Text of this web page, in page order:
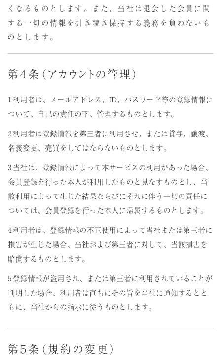
くなるものとします。また、当社は退会した会員に関
する一切の情報を引き続き保持する義務を負わないも
のとします。
第４条（アカウントの管理）
1.利用者は、メールアドレス、ID、パスワード等の登録情報に
ついて、自己の責任の下、管理するものとします。
2.利用者は登録情報を第三者に利用させ、または貸与、譲渡、
名義変更、売買をしてはならないものとします。
3.当社は、登録情報によって本サービスの利用があった場合、
会員登録を行った本人が利用したものと見なすものとし、当
該利用によって生じた結果ならびにそれに伴う一切の責任に
ついては、会員登録を行った本人に帰属するものとします。
4.利用者は、登録情報の不正使用によって当社または第三者に
損害が生じた場合、当社および第三者に対して、当該損害を
賠償するものとします。
5.登録情報が盗用され、または第三者に利用されていることが
判明した場合、利用者は直ちにその旨を当社に通知するとと
もに、当社からの指示に従うものとします。
第５条（規約の変更）